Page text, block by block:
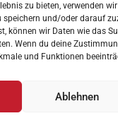
zu bieten, verwenden
und/oder darauf
können wir Daten wie das
Wenn du deine
und Funktionen
Ablehnen
Unsere Preise
Impressum
Datenschutz